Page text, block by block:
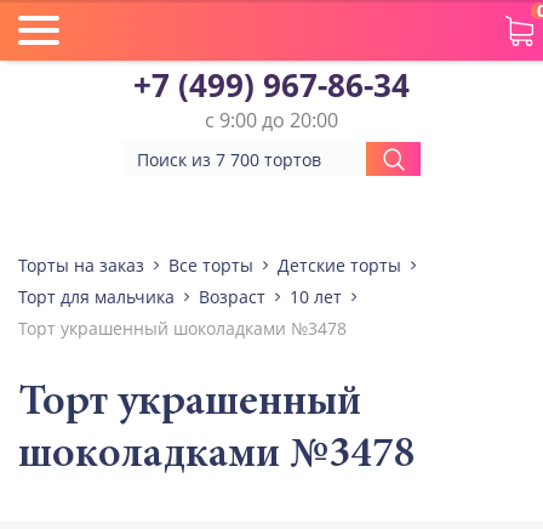
+7 (499) 967-86-34
с 9:00 до 20:00
Торты на заказ Все торты
Детские торты
Торт для мальчика
Возраст
10 лет
Торт украшенный шоколадками №3478
Торт украшенный
шоколадками №3478